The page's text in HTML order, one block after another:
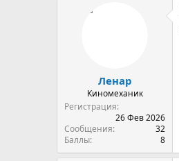
Ленар
Киномеханик
Регистрация
26 Фев 2026
Сообщения
32
Баллы
8